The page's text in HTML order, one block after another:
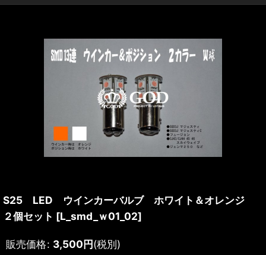
S25 LED ウインカーバルブ ホワイト＆オレンジ
２個セット [L_smd_ｗ01_02]
販売価格: 3,500円(税別)